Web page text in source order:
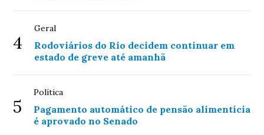
4
Geral
Rodoviários do Rio decidem continuar em
estado de greve até amanhã
5
Política
Pagamento automático de pensão alimentícia
é aprovado no Senado